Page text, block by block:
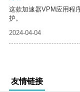
这款加速器VPM应用程
护。
2024-04-04
友情链接